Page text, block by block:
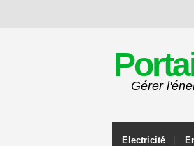
Gérer
Electricité